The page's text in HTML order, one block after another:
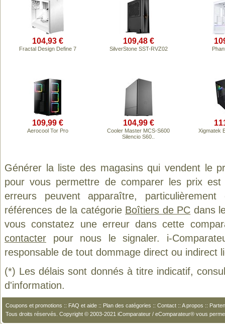
104,93 €
Fractal Design Define 7
109,48 €
SilverStone SST-RVZ02
109,99 €
Aerocool Tor Pro
104,99 €
Cooler Master MCS-S600
Silencio S60..
Xigmatek
Générer la liste des magasins qui vendent le
pour vous permettre de comparer les prix
erreurs peuvent apparaître,
références de la catégorie Boîtiers de PC dans
vous constatez une erreur dans cette
contacter pour nous le signaler. i-
responsable de tout dommage direct ou indirect
(*) Les délais sont donnés à titre indicatif,
d'information.
Coupons et promotions :: FAQ et aide :: Plan des catégories :: Contact :: A propos ::
Tous droits réservés. Copyright © 2003-2021 iComparateur / eComparateur® vous